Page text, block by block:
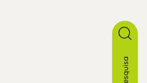
Pesquisa